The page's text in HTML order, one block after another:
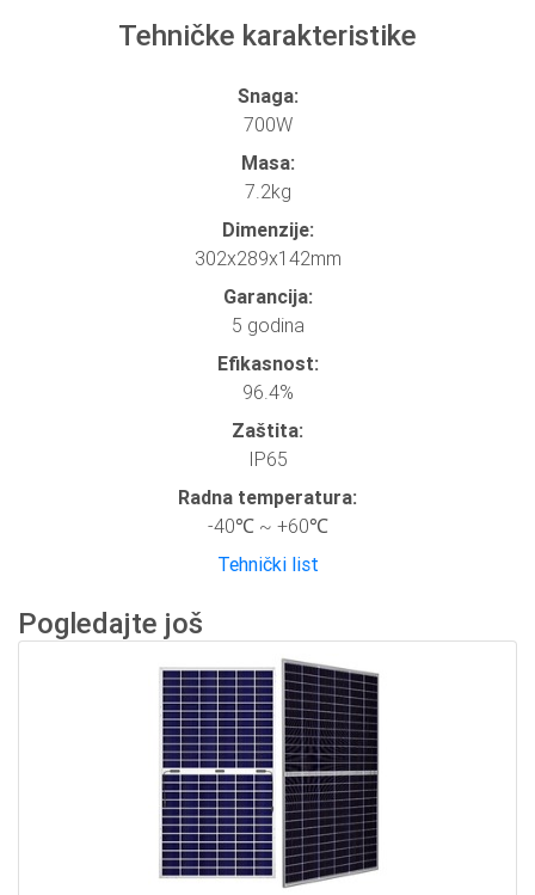
Tehničke karakteristike
Snaga:
700W
Masa:
7.2kg
Dimenzije:
302x289x142mm
Garancija:
5 godina
Efikasnost:
96.4%
Zaštita:
IP65
Radna temperatura:
-40℃ ~ +60℃
Tehnički list
Pogledajte još